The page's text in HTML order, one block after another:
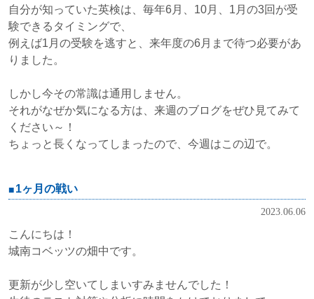
自分が知っていた英検は、毎年6月、10月、1月の3回が受
験できるタイミングで、
例えば1月の受験を逃すと、来年度の6月まで待つ必要があ
りました。
しかし今その常識は通用しません。
それがなぜか気になる方は、来週のブログをぜひ見てみて
ください～！
ちょっと長くなってしまったので、今週はこの辺で。
1ヶ月の戦い
2023.06.06
こんにちは！
城南コベッツの畑中です。
更新が少し空いてしまいすみませんでした！